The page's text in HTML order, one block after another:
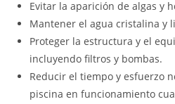
Evitar la aparición de algas y
Mantener el agua cristalina y
Proteger la estructura y el
incluyendo filtros y bombas.
Reducir el tiempo y esfuerzo
piscina en funcionamiento